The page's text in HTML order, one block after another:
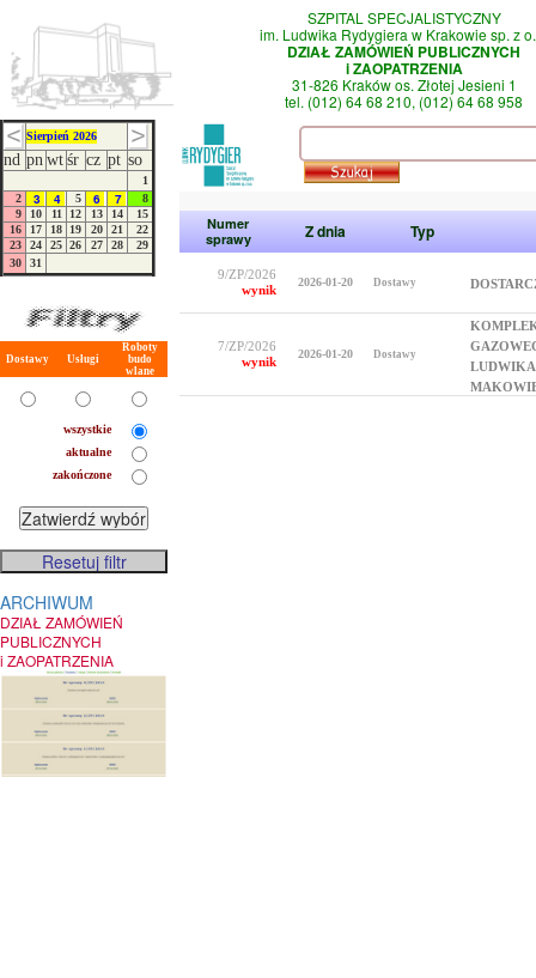
SZPITAL SPECJALISTYCZNY
im. Ludwika Rydygiera w Krakowie sp. z
DZIAŁ ZAMÓWIEŃ PUBLICZNYCH
i ZAOPATRZENIA
31-826 Kraków os. Złotej Jesieni 1
tel. (012) 64 68 210, (012) 64 68 958
Sierpień 2026
nd pn wt śr cz pt so
1
2
3 4 5 6 7
8
9
10 11 12 13 14
15
16
17 18 19 20 21
22
23
24 25 26 27 28
29
30
31
Dostawy Usługi
Roboty
budo
wlane
wszystkie
aktualne
zakończone
ARCHIWUM
DZIAŁ ZAMÓWIEŃ
PUBLICZNYCH
i ZAOPATRZENIA
Numer
sprawy
Z dnia Typ
9/ZP/2026
wynik
2026-01-20 Dostawy
7/ZP/2026
wynik
2026-01-20 Dostawy